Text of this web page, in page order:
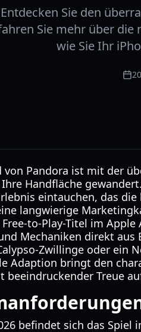
Entdecken Sie den
Sie mehr über die
wie Sie Ihr
von Pandora ist mit der
Handfläche
eintauchen, das
langwierige
Free-to-Play-Titel im
Mechaniken direkt aus
Zwillinge oder ein
Adaption bringt den
beeindruckender Treue
befindet sich das Spiel